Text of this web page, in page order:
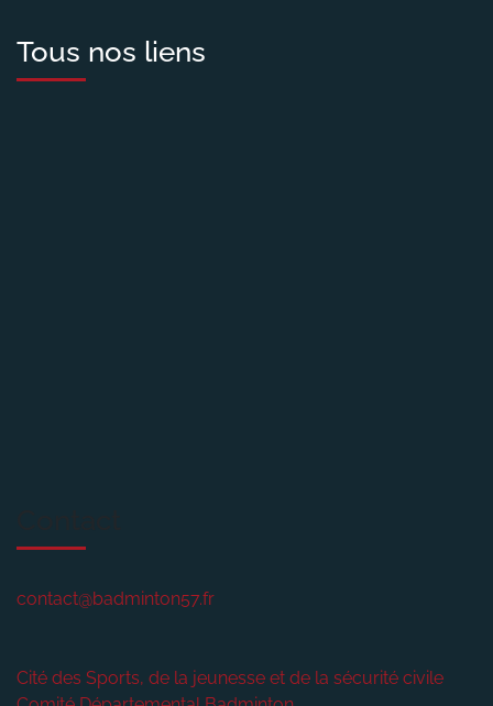
Tous nos liens
contact@badminton57.fr
Cité des Sports, de la jeunesse et de la sécurité civile